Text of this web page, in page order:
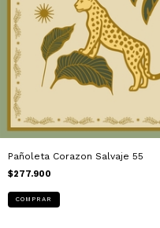
Pañoleta Corazon Salvaje 55
$277.900